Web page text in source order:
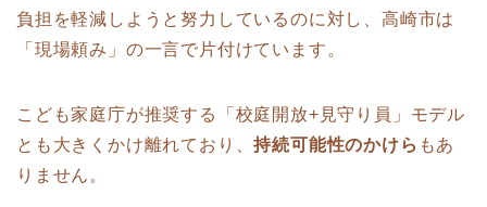
負担を軽減しようと努力しているのに対し、高崎市は
「現場頼み」の一言で片付けています。
こども家庭庁が推奨する「校庭開放+見守り員」モデル
とも大きくかけ離れており、持続可能性のかけら もあ
りません。